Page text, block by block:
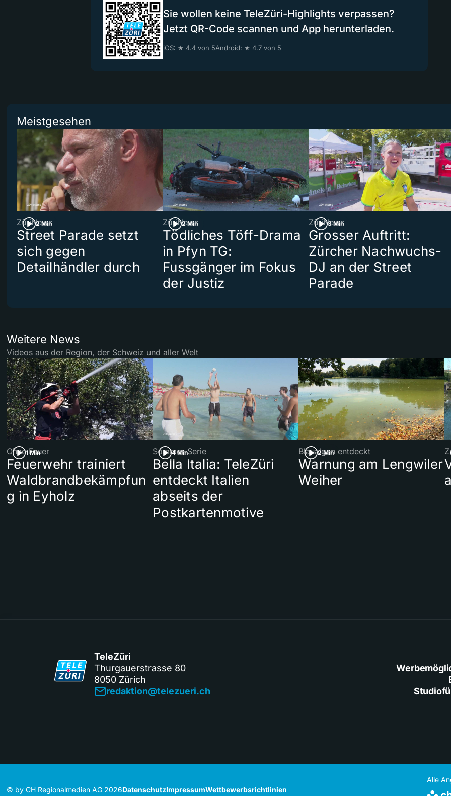
Sie wollen keine TeleZüri-Highlights verpassen?
Jetzt QR-Code scannen und App herunterladen.
iOS: ★ 4.4 von 5Android: ★ 4.7 von 5
Meistgesehen
2 Min
ZüriNews
Street Parade setzt
sich gegen
Detailhändler durch
2 Min
ZüriNews
Tödliches Töff-Drama
in Pfyn TG:
Fussgänger im Fokus
der Justiz
3 Min
ZüriNews
Grosser Auftritt:
Zürcher Nachwuchs-
DJ an der Street
Parade
Weitere News
Videos aus der Region, der Schweiz und aller Welt
1 Min
Ohne Feuer
Feuerwehr trainiert
Waldbrandbekämpfun
g in Eyholz
4 Min
Sommer-Serie
Bella Italia: TeleZüri
entdeckt Italien
abseits der
Postkartenmotive
2 Min
Blaualgen entdeckt
Warnung am Lengwiler
Weiher
TeleZüri
Thurgauerstrasse 80
8050 Zürich
redaktion@telezueri.ch
© by CH Regionalmedien AG 2026DatenschutzImpressumWettbewerbsrichtlinien
Alle